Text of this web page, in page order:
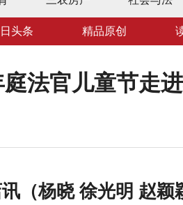
头条 精品原创
法官儿童节走
（杨晓 徐光明 赵颖